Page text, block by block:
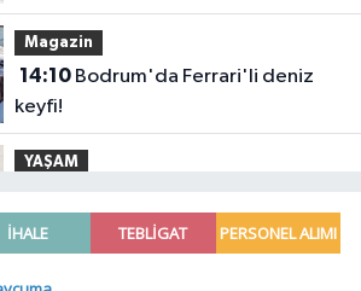
Magazin
14:10Bodrum'da Ferrari'li deniz
keyfi!
YAŞAM
Parkı'na ulaştı